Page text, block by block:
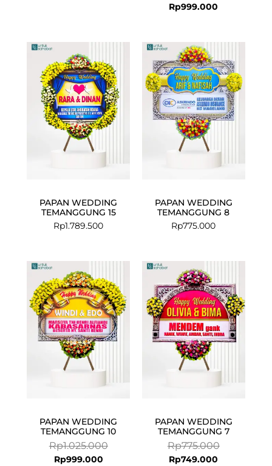
Rp999.000
PAPAN WEDDING
TEMANGGUNG 15
Rp1.789.500
PAPAN WEDDING
TEMANGGUNG 8
Rp775.000
PAPAN WEDDING
TEMANGGUNG 10
Rp1.025.000
price
was:
Rp1.025.000.
Rp999.000
price
is:
Rp999.000.
PAPAN WEDDING
TEMANGGUNG 7
Rp775.000
was:
Rp775.000.
Rp749.000
is:
Rp749.000.